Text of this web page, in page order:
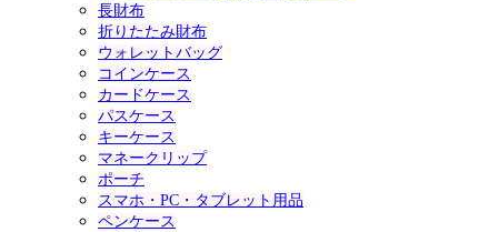
長財布
折りたたみ財布
ウォレットバッグ
コインケース
カードケース
パスケース
キーケース
マネークリップ
ポーチ
スマホ・PC・タブレット用品
ペンケース